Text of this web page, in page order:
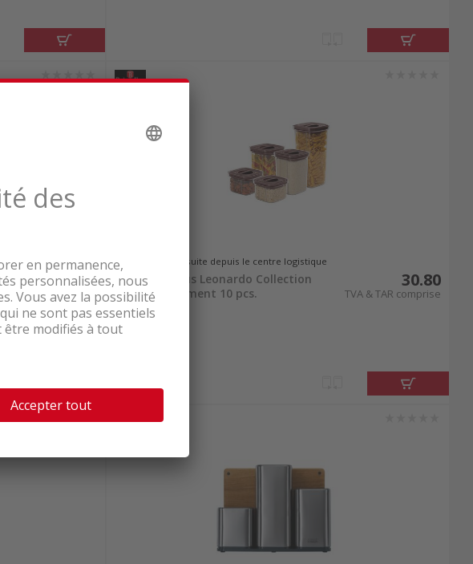
143.00
TVA & TAR comprise
Livrable de suite depuis le centre logistique
Berlinger Haus Leonardo Collection
Set de rangement 10 pcs.
30.80
TVA & TAR comprise